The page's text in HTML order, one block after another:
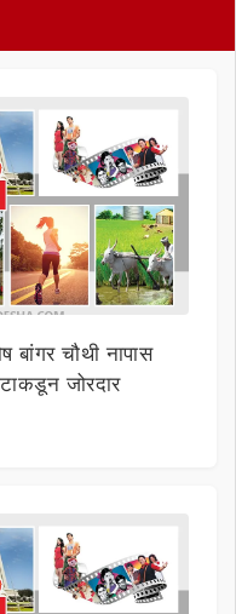
चौथी नापास
जोरदार